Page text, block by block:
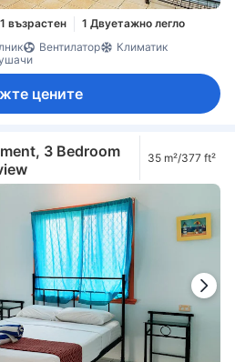
възрастен
1 Двуетажно легло
Вентилатор
Климатик
цените
3 Bedroom
35 m²/377 ft²